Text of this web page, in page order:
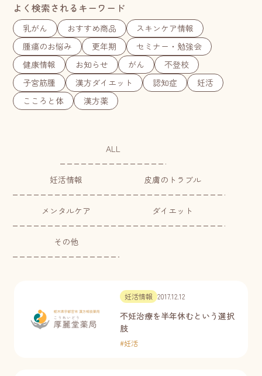
よく検索されるキーワード
乳がん おすすめ商品
スキンケア情報
腫瘍のお悩み
更年期
セミナー・勉強会
健康情報
お知らせ がん
不登校
子宮筋腫
漢方ダイエット 認知症
妊活
こころと体
漢方薬
ALL
妊活情報 皮膚のトラブル
メンタルケア ダイエット
その他
妊活情報 2017.12.12
不妊治療を半年休むという選択
肢
#妊活